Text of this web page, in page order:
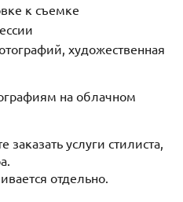
к съемке
художественная
на облачном
услуги стилиста,
отдельно.